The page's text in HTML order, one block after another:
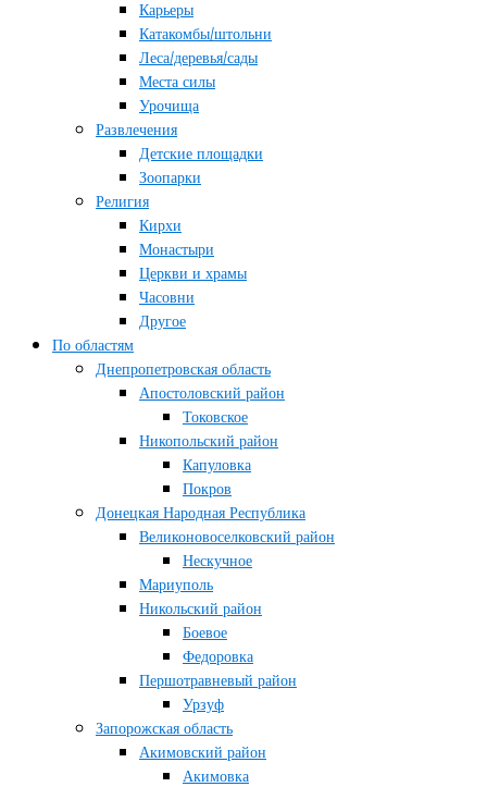
Карьеры
Катакомбы/штольни
Леса/деревья/сады
Места силы
Урочища
Развлечения
Детские площадки
Зоопарки
Религия
Кирхи
Монастыри
Церкви и храмы
Часовни
Другое
По областям
Днепропетровская область
Апостоловский район
Токовское
Никопольский район
Капуловка
Покров
Донецкая Народная Республика
Великоновоселковский район
Нескучное
Мариуполь
Никольский район
Боевое
Федоровка
Першотравневый район
Урзуф
Запорожская область
Акимовский район
Акимовка